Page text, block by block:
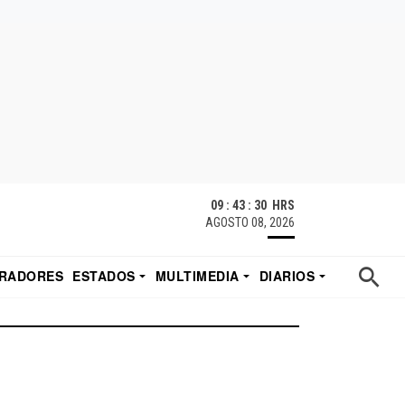
09 : 43 : 31 HRS
AGOSTO 08, 2026
ESTADOS MULTIMEDIA
DIARIOS